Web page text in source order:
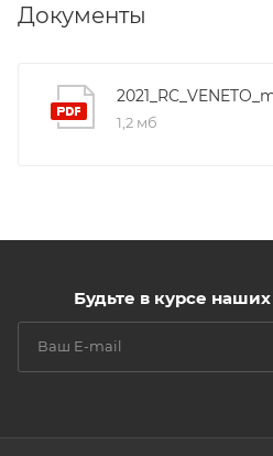
Документы
1,2 мб
Будьте в курсе